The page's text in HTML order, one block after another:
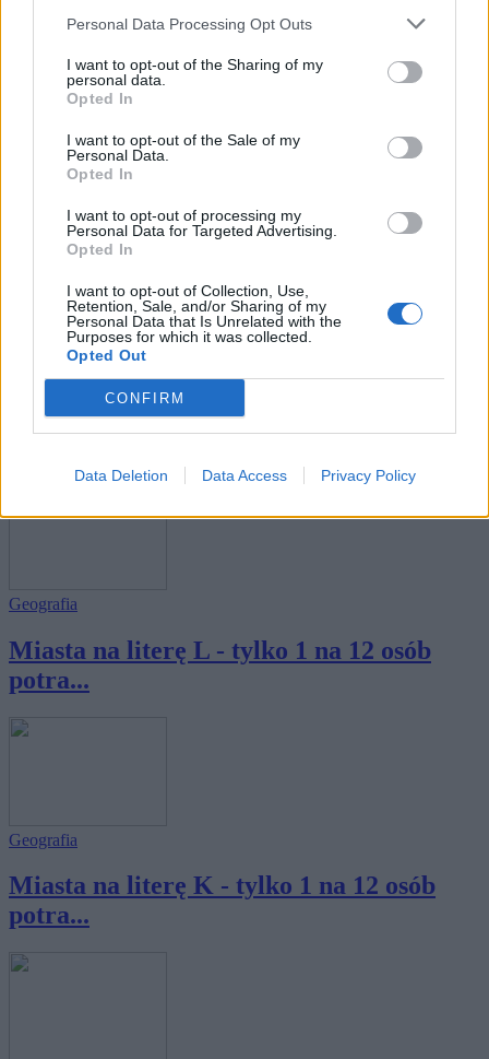
Personal Data Processing Opt Outs
I want to opt-out of the Sharing of my
personal data.
Opted In
I want to opt-out of the Sale of my
Personal Data.
Opted In
I want to opt-out of processing my
Personal Data for Targeted Advertising.
Opted In
I want to opt-out of Collection, Use,
Retention, Sale, and/or Sharing of my
Personal Data that Is Unrelated with the
Purposes for which it was collected.
Opted Out
CONFIRM
Data Deletion Data Access Privacy Policy
Geografia
Miasta na literę M - tylko 1 na 12 osób
potra...
Miasta na literę A - tylko 1 na 12 osób
potra...
Geografia
Miasta na literę L - tylko 1 na 12 osób
potra...
Geografia
Miasta na literę K - tylko 1 na 12 osób
potra...